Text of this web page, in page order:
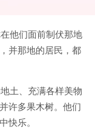
他们面前制伏那地
并那地的居民，都
土、充满各样美物
许多果木树。他们
快乐。